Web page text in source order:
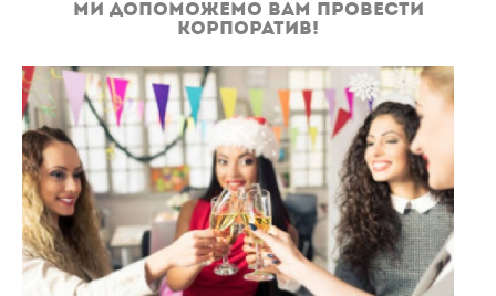
РОЗКЛАД
ЦІНИ
ПРОКАТ ОДЯГУ
ПРОВЕДЕННЯ ЗАХОДІВ
ПОДАРУН СЕРТИФІКАТ
Ми допоможемо вам провести
корпоратив!